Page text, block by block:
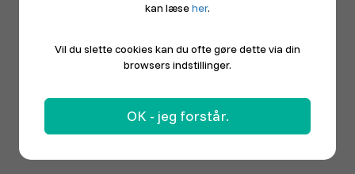
kan læseher.
Vil du slette cookies kan du ofte gøre dette via din
browsers indstillinger.
OK - jeg forstår.